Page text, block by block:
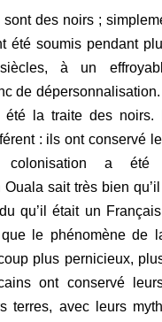
des noirs ;
été soumis pendant
à un
de
été la traite des noirs.
: ils ont conservé
a été
sait très bien qu’il
qu’il était un
le phénomène de
plus pernicieux,
ont conservé
terres, avec leurs